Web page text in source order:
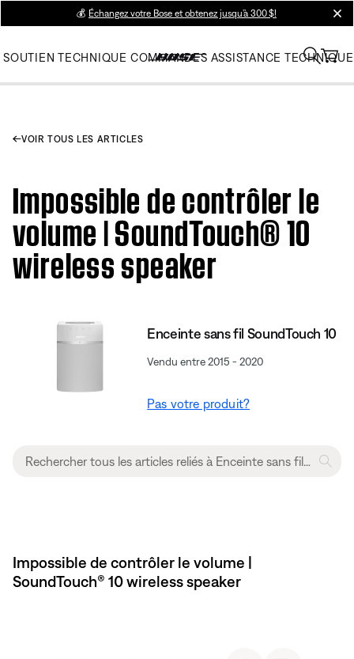
💰 Échangez votre Bose et obtenez jusqu’à 300 $!
SOUTIEN TECHNIQUE COMMANDES ASSISTANCE TECHNIQUE
VOIR TOUS LES ARTICLES
Impossible de contrôler le
volume | SoundTouch® 10
wireless speaker
Enceinte sans fil SoundTouch 10
Vendu entre 2015 - 2020
Pas votre produit?
Impossible de contrôler le volume |
SoundTouch® 10 wireless speaker